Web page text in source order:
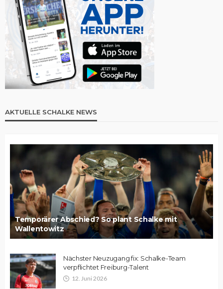
AKTUELLE SCHALKE NEWS
Temporärer Abschied? So plant Schalke mit
Wallentowitz
Nächster Neuzugang fix: Schalke-Team
verpflichtet Freiburg-Talent
12. Juni 2026